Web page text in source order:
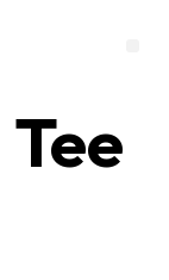
Tee